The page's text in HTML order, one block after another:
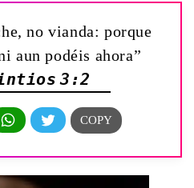
no vianda: porque
aun podéis ahora”
3:2